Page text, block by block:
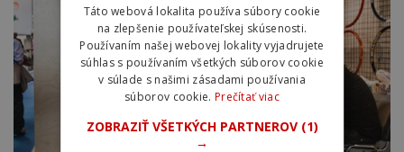
Táto webová lokalita používa súbory cookie
na zlepšenie používateľskej skúsenosti.
Používaním našej webovej lokality vyjadrujete
súhlas s používaním všetkých súborov cookie
v súlade s našimi zásadami používania
súborov cookie. Prečítať viac
ZOBRAZIŤ VŠETKÝCH PARTNEROV (1)
→